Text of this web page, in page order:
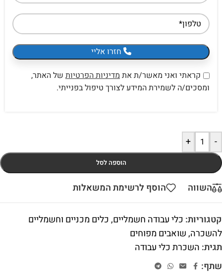
חזרו אליי
קראתי ואני מאשר/ת אתמדיניות הפרטיות של האתר,
ומסכים/ה לשמירת המידע לצורך טיפול בפנייתי.
-
+
הוספה לסל
השווה הוסף לרשימת המשאלות
קטגוריות: כלי עבודה חשמליים,כלים מכניים וחשמליים
להשכרה,שואבים מפוחים
תגית: השכרת כלי עבודה
שתף: